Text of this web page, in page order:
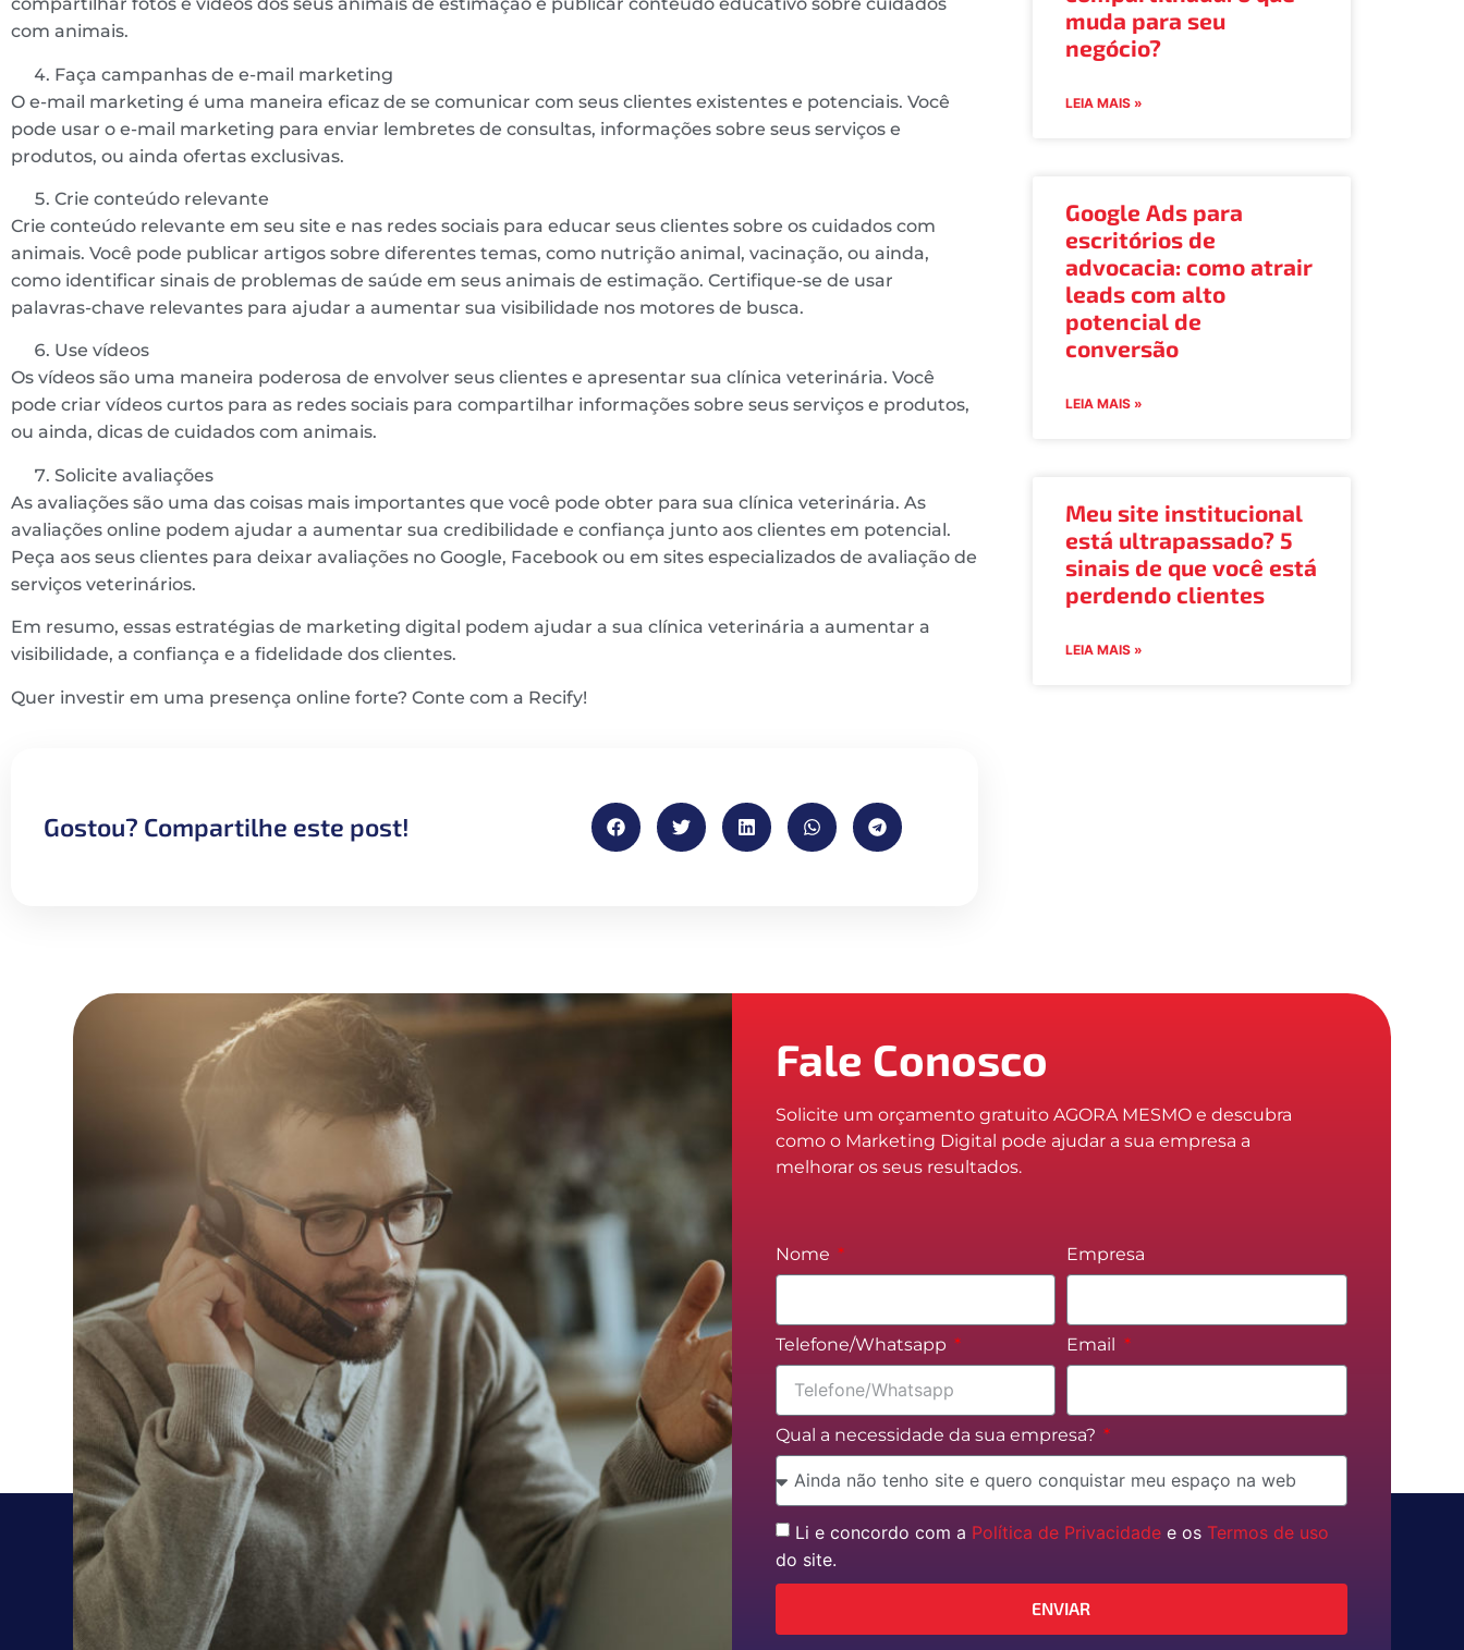
com animais.
Faça campanhas de e-mail marketing
O e-mail marketing é uma maneira eficaz de se comunicar com seus clientes existentes e potenciais. Você
pode usar o e-mail marketing para enviar lembretes de consultas, informações sobre seus serviços e
produtos, ou ainda ofertas exclusivas.
Crie conteúdo relevante
Crie conteúdo relevante em seu site e nas redes sociais para educar seus clientes sobre os cuidados com
animais. Você pode publicar artigos sobre diferentes temas, como nutrição animal, vacinação, ou ainda,
como identificar sinais de problemas de saúde em seus animais de estimação. Certifique-se de usar
palavras-chave relevantes para ajudar a aumentar sua visibilidade nos motores de busca.
Use vídeos
Os vídeos são uma maneira poderosa de envolver seus clientes e apresentar sua clínica veterinária. Você
pode criar vídeos curtos para as redes sociais para compartilhar informações sobre seus serviços e produtos,
ou ainda, dicas de cuidados com animais.
Solicite avaliações
As avaliações são uma das coisas mais importantes que você pode obter para sua clínica veterinária. As
avaliações online podem ajudar a aumentar sua credibilidade e confiança junto aos clientes em potencial.
Peça aos seus clientes para deixar avaliações no Google, Facebook ou em sites especializados de avaliação de
serviços veterinários.
Em resumo, essas estratégias de marketing digital podem ajudar a sua clínica veterinária a aumentar a
visibilidade, a confiança e a fidelidade dos clientes.
Quer investir em uma presença online forte? Conte com a Recify!
Gostou? Compartilhe este post!
muda para seu
negócio?
LEIA MAIS »
Google Ads para
escritórios de
advocacia: como atrair
leads com alto
potencial de
conversão
LEIA MAIS »
Meu site institucional
está ultrapassado? 5
sinais de que você está
perdendo clientes
LEIA MAIS »
Fale Conosco
Solicite um orçamento gratuito AGORA MESMO e descubra
como o Marketing Digital pode ajudar a sua empresa a
melhorar os seus resultados.
Nome Empresa
Telefone/Whatsapp Email
Qual a necessidade da sua empresa?
Li e concordo com a Política de Privacidade e os Termos de uso
do site.
ENVIAR